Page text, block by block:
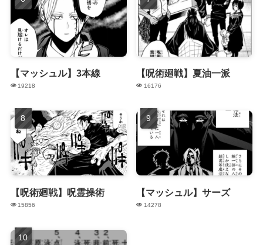
【マッシュル】3本線
19218
【呪術廻戦】夏油一派
16176
【呪術廻戦】呪霊操術
15856
【マッシュル】サーズ
14278